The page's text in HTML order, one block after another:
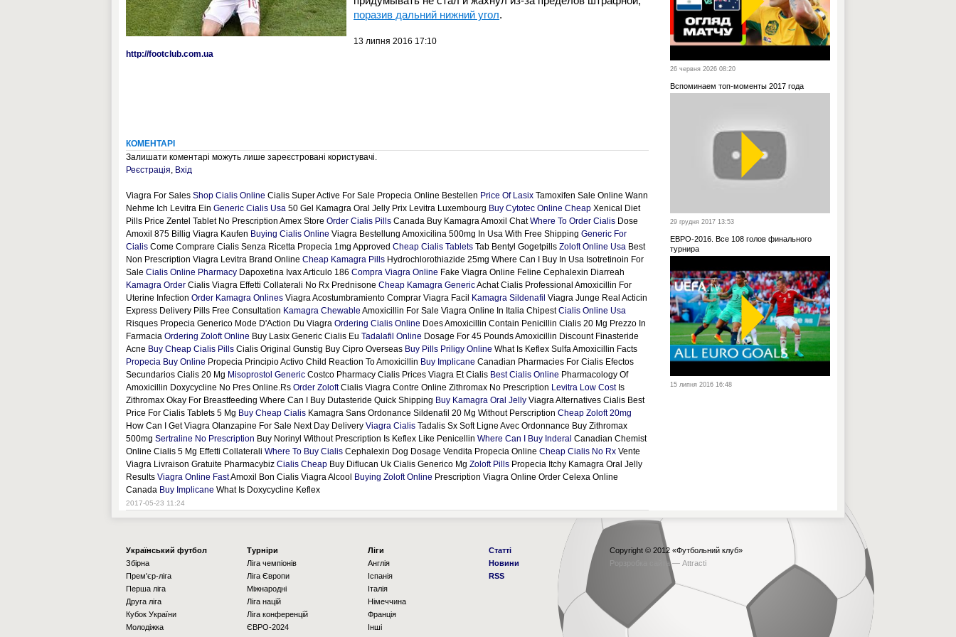
поразив дальний нижний угол.
13 липня 2016 17:10
http://footclub.com.ua
КОМЕНТАРІ
Залишати коментарі можуть лише зареєстровані користувачі.
Реєстрація, Вхід
Viagra For Sales Shop Cialis Online Cialis Super Active For Sale Propecia Online Bestellen Price Of Lasix Tamoxifen Sale Online Wann
Nehme Ich Levitra Ein Generic Cialis Usa 50 Gel Kamagra Oral Jelly Prix Levitra Luxembourg Buy Cytotec Online Cheap Xenical Diet
Pills Price Zentel Tablet No Prescription Amex Store Order Cialis Pills Canada Buy Kamagra Amoxil ChatWhere To Order Cialis Dose
Amoxil 875 Billig Viagra Kaufen Buying Cialis Online Viagra Bestellung Amoxicilina 500mg In Usa With Free Shipping Generic For
Cialis Come Comprare Cialis Senza Ricetta Propecia 1mg Approved Cheap Cialis Tablets Tab Bentyl Gogetpills Zoloft Online Usa Best
Non Prescription Viagra Levitra Brand Online Cheap Kamagra Pills Hydrochlorothiazide 25mg Where Can I Buy In Usa Isotretinoin For
Sale Cialis Online Pharmacy Dapoxetina Ivax Articulo 186 Compra Viagra Online Fake Viagra Online Feline Cephalexin Diarreah
Kamagra Order Cialis Viagra Effetti Collaterali No Rx Prednisone Cheap Kamagra GenericAchat Cialis Professional Amoxicillin For
Uterine Infection Order Kamagra Onlines Viagra Acostumbramiento Comprar Viagra Facil Kamagra Sildenafil Viagra Junge Real Acticin
Express Delivery Pills Free Consultation Kamagra Chewable Amoxicillin For Sale Viagra Online In Italia ChipestCialis Online Usa
Risques Propecia Generico Mode D'Action Du Viagra Ordering Cialis Online Does Amoxicillin Contain Penicillin Cialis 20 Mg Prezzo In
Farmacia Ordering Zoloft Online Buy Lasix Generic Cialis Eu Tadalafil Online Dosage For 45 Pounds Amoxicillin Discount Finasteride
Acne Buy Cheap Cialis Pills Cialis Original Gunstig Buy Cipro Overseas Buy Pills Priligy Online What Is Keflex Sulfa Amoxicillin Facts
Propecia Buy Online Propecia Principio Activo Child Reaction To Amoxicillin Buy Implicane Canadian Pharmacies For Cialis Efectos
Secundarios Cialis 20 Mg Misoprostol Generic Costco Pharmacy Cialis Prices Viagra Et Cialis Best Cialis Online Pharmacology Of
Amoxicillin Doxycycline No Pres Online.Rs Order ZoloftCialis Viagra Contre Online Zithromax No Prescription Levitra Low CostIs
Zithromax Okay For Breastfeeding Where Can I Buy Dutasteride Quick Shipping Buy Kamagra Oral Jelly Viagra Alternatives Cialis Best
Price For Cialis Tablets 5 Mg Buy Cheap Cialis Kamagra Sans Ordonance Sildenafil 20 Mg Without Perscription Cheap Zoloft 20mg
How Can I Get Viagra Olanzapine For Sale Next Day Delivery Viagra Cialis Tadalis Sx Soft Ligne Avec Ordonnance Buy Zithromax
500mg Sertraline No Prescription Buy Norinyl Without Prescription Is Keflex Like Penicellin Where Can I Buy Inderal Canadian Chemist
Online Cialis 5 Mg Effetti Collaterali Where To Buy Cialis Cephalexin Dog Dosage Vendita Propecia Online Cheap Cialis No Rx Vente
Viagra Livraison Gratuite Pharmacybiz Cialis Cheap Buy Diflucan Uk Cialis Generico Mg Zoloft Pills Propecia Itchy Kamagra Oral Jelly
Results Viagra Online FastAmoxil Bon Cialis Viagra Alcool Buying Zoloft Online Prescription Viagra Online Order Celexa Online
Canada Buy Implicane What Is Doxycycline Keflex
2017-05-23 11:24
26 червня 2026 08:20
Вспоминаем топ-моменты 2017 года
29 грудня 2017 13:53
ЕВРО-2016. Все 108 голов финального
турнира
15 липня 2016 16:48
Українcький футбол
Збірна
Прем'єр-ліга
Перша ліга
Друга ліга
Кубок України
Молодіжка
Турніри
Ліга чемпіонів
Ліга Європи
Міжнародні
Ліга націй
Ліга конференцій
ЄВРО-2024
Ліги
Англія
Іспанія
Італія
Німеччина
Франція
Інші
Статті
Новини
RSS
Copyright © 2012 «Футбольний клуб»
Рорзробка сайта — Attracti